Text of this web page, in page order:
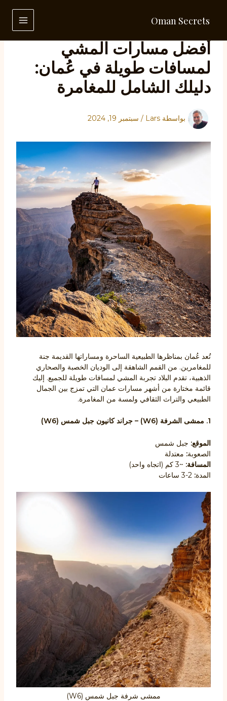
المحتوىOman Secrets
أفضل مسارات المشي
لمسافات طويلة في عُمان:
دليلك الشامل للمغامرة
بواسطة Lars
/ سبتمبر 19, 2024
تُعد عُمان بمناظرها الطبيعية الساحرة ومساراتها القديمة جنة
للمغامرين. من القمم الشاهقة إلى الوديان الخصبة والصحاري
الذهبية، تقدم البلاد تجربة المشي لمسافات طويلة للجميع. إليك
قائمة مختارة من أشهر مسارات عمان التي تمزج بين الجمال
الطبيعي والتراث الثقافي ولمسة من المغامرة.
1. ممشى الشرفة (W6) – جراند كانيون جبل شمس (W6)
الموقع: جبل شمس
الصعوبة: معتدلة
المسافة: ~3 كم (اتجاه واحد)
المدة:
ممشى شرفة جبل شمس (W6)